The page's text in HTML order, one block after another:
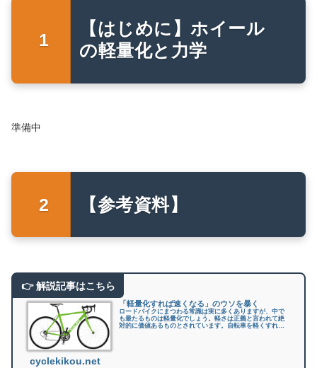
【はじめに】ホイール
の軽量化と力学
準備中
【参考資料】
「軽量化すれば速くなる」のウソを暴く
ロードバイクにまつわる常識は実に多くありますが、中で
も最たるものは軽量化でしょう。軽さは正義と言われて絶
対的に価値あるものとされています。自転車を軽くすれば
cyclekikou.net